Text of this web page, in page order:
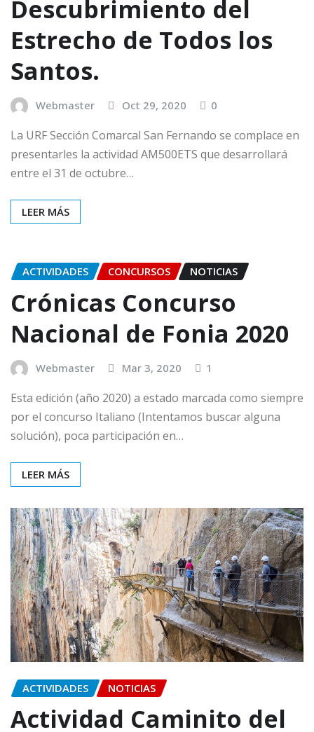
Descubrimiento del
Estrecho de Todos los
Santos.
Webmaster Oct 29, 2020 0
La URF Sección Comarcal San Fernando se complace en
presentarles la actividad AM500ETS que desarrollará
entre el 31 de octubre…
LEER MÁS
ACTIVIDADES CONCURSOS NOTICIAS
Crónicas Concurso
Nacional de Fonia 2020
Webmaster Mar 3, 2020 1
Esta edición (año 2020) a estado marcada como siempre
por el concurso Italiano (Intentamos buscar alguna
solución), poca participación en…
LEER MÁS
ACTIVIDADES NOTICIAS
Actividad Caminito del